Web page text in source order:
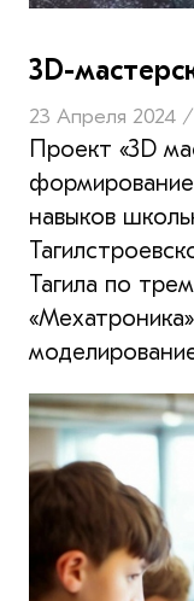
3D-
23 Апреля 2024 /
Проект «3D
навыков
Тагила по